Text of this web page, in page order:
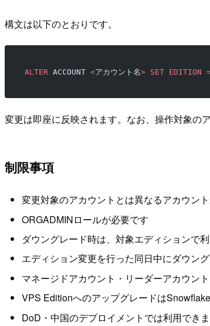
構文は以下のとおりです。
ALTER ACCOUNT <アカウント名> SET EDITION
変更は即座に反映されます。なお、操作対象の
制限事項
変更対象のアカウントとは異なるアカウン
ORGADMINロールが必要です
ダウングレード時は、対象エディションで
エディション変更を行った同日中にダウン
マネージドアカウント・リーダーアカウン
VPS Editionへのアップグレードは
DoD・中国のデプロイメントでは利用でき